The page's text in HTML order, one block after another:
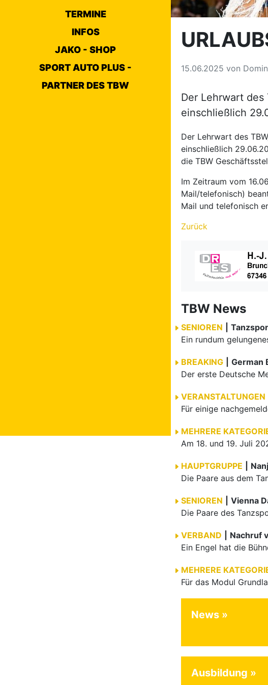
TERMINE
INFOS
JAKO - SHOP
SPORT AUTO PLUS -
PARTNER DES TBW
15.06.2025 von
Der Lehrwart
einschließlich
Der Lehrwart des
einschließlich
die TBW
Im Zeitraum vom
Mail/telefonisch)
Mail und telefonisch
Zurück
TBW News
SENIOREN
BREAKING
German
VERANSTALTUNGEN
MEHRERE
HAUPTGRUPPE
SENIOREN
Vienna
VERBAND
Nachruf
MEHRERE
News
Ausbildung